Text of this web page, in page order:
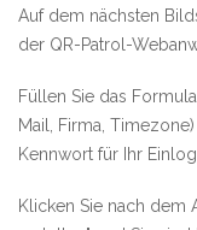
Auf dem nächsten
der QR-Patrol-
Füllen Sie das
Mail, Firma,
Kennwort für Ihr
Klicken Sie nach dem